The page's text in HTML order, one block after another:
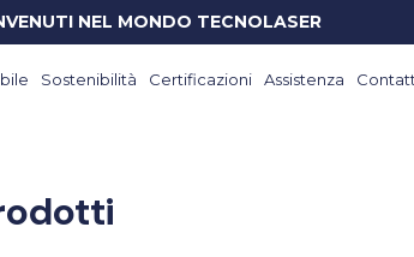
NEL MONDO TECNOLASER
Sostenibilità Certificazioni Assistenza